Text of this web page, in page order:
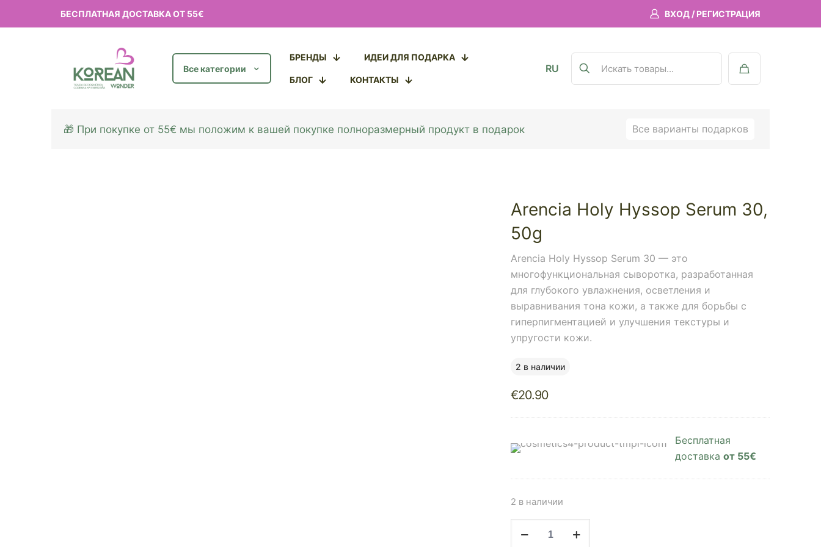
БЕСПЛАТНАЯ ДОСТАВКА ОТ 55€ ВХОД / РЕГИСТРАЦИЯ
Все категории
БРЕНДЫ ИДЕИ ДЛЯ ПОДАРКА
БЛОГ КОНТАКТЫ
RU
🎁 При покупке от 55€ мы положим к вашей покупке полноразмерный продукт в подарок Все варианты подарков
Arencia Holy Hyssop Serum 30,
50g
Arencia Holy Hyssop Serum 30 — это
многофункциональная сыворотка, разработанная
для глубокого увлажнения, осветления и
выравнивания тона кожи, а также для борьбы с
гиперпигментацией и улучшения текстуры и
упругости кожи.
2 в наличии
€20.90
Бесплатная
доставка от 55€
2 в наличии